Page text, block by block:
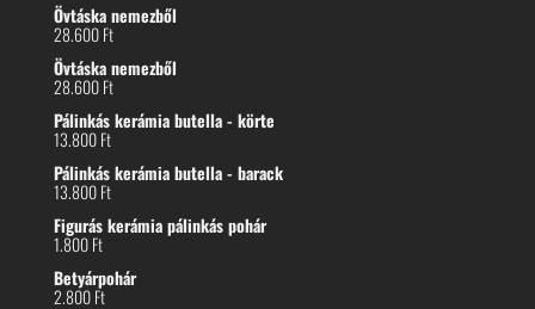
Övtáska nemezből
28.600Ft
Övtáska nemezből
28.600Ft
Pálinkás kerámia butella - körte
13.800Ft
Pálinkás kerámia butella - barack
13.800Ft
Figurás kerámia pálinkás pohár
1.800Ft
Betyárpohár
2.800Ft